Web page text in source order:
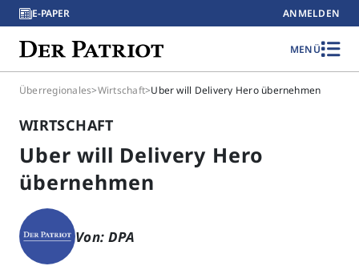
E-PAPER ANMELDEN
MENÜ
Überregionales>Wirtschaft>Uber will Delivery Hero übernehmen
WIRTSCHAFT
Uber will Delivery Hero
übernehmen
Von: DPA